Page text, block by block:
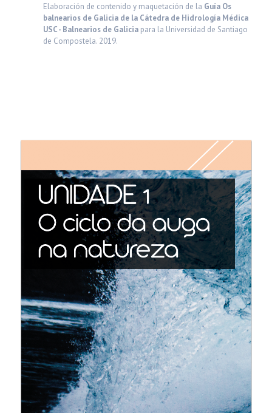
Elaboración de contenido y maquetación de la Guía Os
balnearios de Galicia de la Cátedra de Hidrología Médica
USC - Balnearios de Galicia para la Universidad de Santiago
de Compostela. 2019.